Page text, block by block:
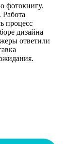
фотокнигу.
Работа
процесс
дизайна
ответили